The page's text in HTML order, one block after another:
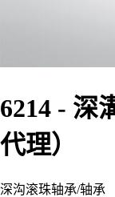
6214 - 深
代理）
深沟滚珠轴承/轴承